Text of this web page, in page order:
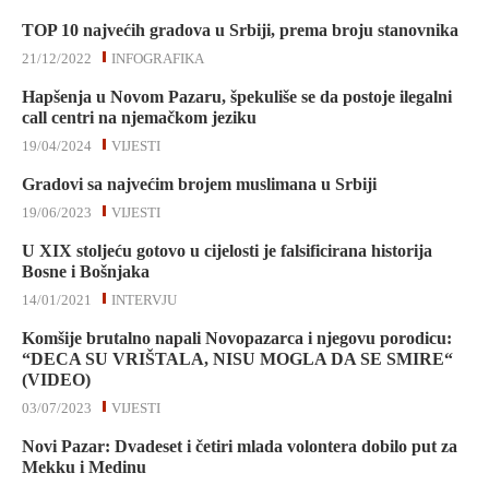
TOP 10 najvećih gradova u Srbiji, prema broju stanovnika
INFOGRAFIKA
21/12/2022
Hapšenja u Novom Pazaru, špekuliše se da postoje ilegalni
call centri na njemačkom jeziku
VIJESTI
19/04/2024
Gradovi sa najvećim brojem muslimana u Srbiji
VIJESTI
19/06/2023
U XIX stoljeću gotovo u cijelosti je falsificirana historija
Bosne i Bošnjaka
INTERVJU
14/01/2021
Komšije brutalno napali Novopazarca i njegovu porodicu:
“DECA SU VRIŠTALA, NISU MOGLA DA SE SMIRE“
(VIDEO)
VIJESTI
03/07/2023
Novi Pazar: Dvadeset i četiri mlada volontera dobilo put za
Mekku i Medinu